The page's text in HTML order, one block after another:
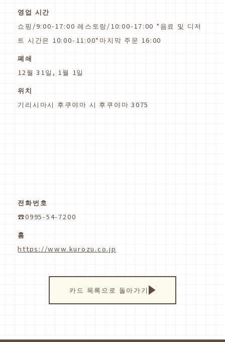
영업 시간
쇼핑/9:00-17:00 레스토랑/10:00-17:00 *음료 및 디저
트 시간은 10:00-11:00*마지막 주문 16:00
폐쇄
12월 31일, 1월 1일
위치
기리시마시 후쿠야마 시 후쿠야마 3075
전화번호
☎0995-54-7200
홈
https://www.kurozu.co.jp
카드 목록으로 돌아가기